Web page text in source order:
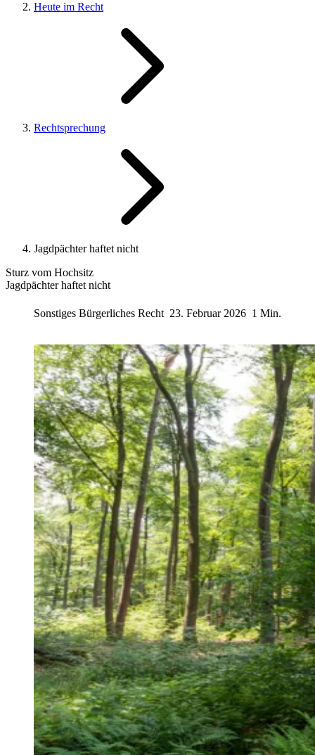
Heute im Recht
Rechtsprechung
Jagdpächter haftet nicht
Sturz vom Hochsitz
Jagdpächter haftet nicht
Sonstiges Bürgerliches Recht 23. Februar 2026 1 Min.